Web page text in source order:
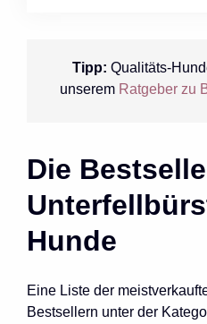
Tipp: Qualitäts-
unserem Ratgeber zu
Die
Hunde
Eine Liste der
Bestsellern unter der